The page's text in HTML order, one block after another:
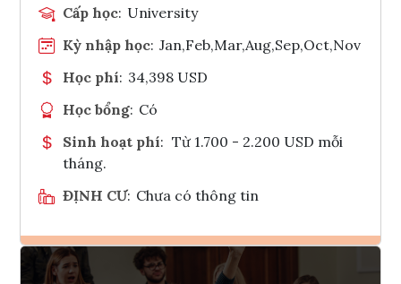
Cấp học: University
Kỳ nhập học: Jan,Feb,Mar,Aug,Sep,Oct,Nov
Học phí: 34,398 USD
Học bổng: Có
Sinh hoạt phí: Từ 1.700 - 2.200 USD mỗi
tháng.
ĐỊNH CƯ: Chưa có thông tin
Ghi danh